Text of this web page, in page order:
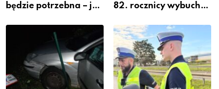
będzie potrzebna – jak
zawodem przyszłości i
gdzie się go nauczyć?
82. rocznicy wybuchu
Warszawskiego